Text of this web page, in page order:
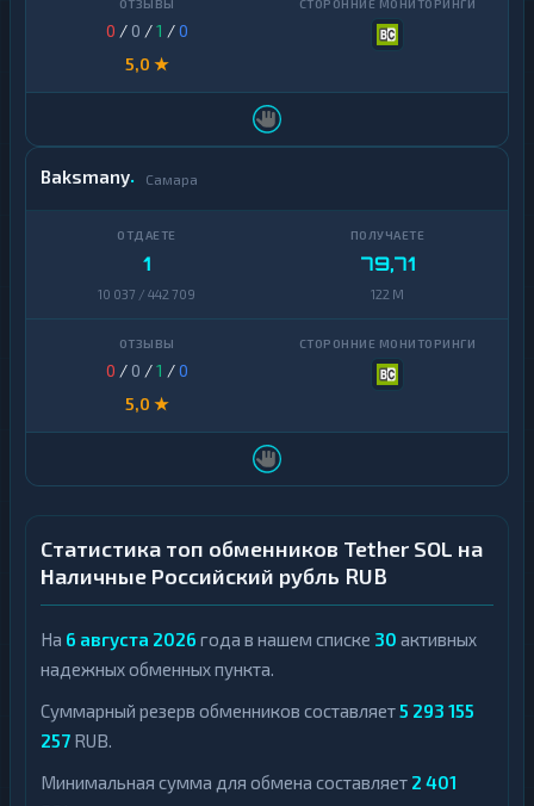
0 / 0 /1 /0
5,0 ★
Baksmany Самара
1
10 037 / 442 709
79,71
122 M
0 / 0 /1 /0
5,0 ★
Статистика топ обменников Tether SOL на
Наличные Российский рубль RUB
На 6 августа 2026 года в нашем списке 30 активных
надежных обменных пункта.
Суммарный резерв обменников составляет5 293 155
257 RUB.
Минимальная сумма для обмена составляет 2 401